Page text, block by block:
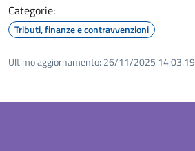
Categorie:
Tributi, finanze e contravvenzioni
Ultimo aggiornamento: 26/11/2025 14:03.19